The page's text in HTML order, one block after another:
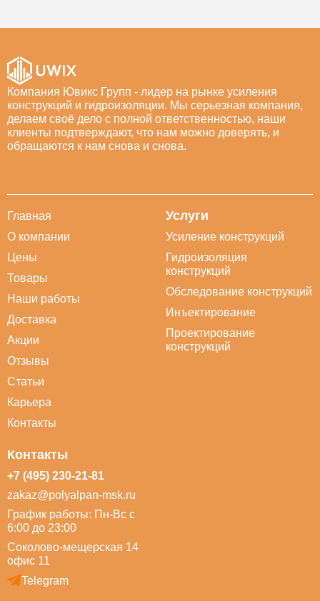
Компания Ювикс Групп - лидер на рынке усиления
конструкций и гидроизоляции. Мы серьезная компания,
делаем своё дело с полной ответственностью, наши
клиенты подтверждают, что нам можно доверять, и
обращаются к нам снова и снова.
Главная
О компании
Цены
Товары
Наши работы
Доставка
Акции
Отзывы
Статьи
Карьера
Контакты
Услуги
Усиление конструкций
Гидроизоляция
конструкций
Обследование конструкций
Инъектирование
Проектирование
конструкций
Контакты
+7 (495) 230-21-81
zakaz@polyalpan-msk.ru
График работы: Пн-Вс с
6:00 до 23:00
Соколово-мещерская 14
офис 11
Telegram